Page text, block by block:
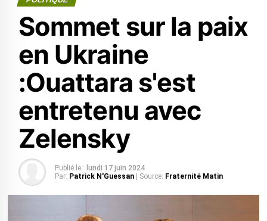
Sommet sur la paix
en Ukraine
:Ouattara s'est
entretenu avec
Zelensky
Publié le : lundi 17 juin 2024
Par: Patrick N'Guessan | Source: Fraternité Matin